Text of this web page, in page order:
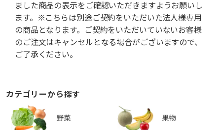
ました商品の表示をご確認いただきますようお願いし
ます。※こちらは別途ご契約をいただいた法人様専用
の商品となります。ご契約をいただいていないお客様
のご注文はキャンセルとなる場合がございますので、
ご了承ください。
カテゴリーから探す